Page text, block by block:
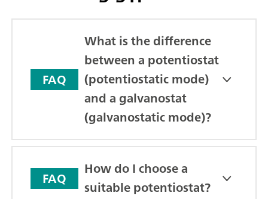
FAQ
What is the difference
between a potentiostat
(potentiostatic mode)
and a galvanostat
(galvanostatic mode)?
FAQ
How do I choose a
suitable potentiostat?